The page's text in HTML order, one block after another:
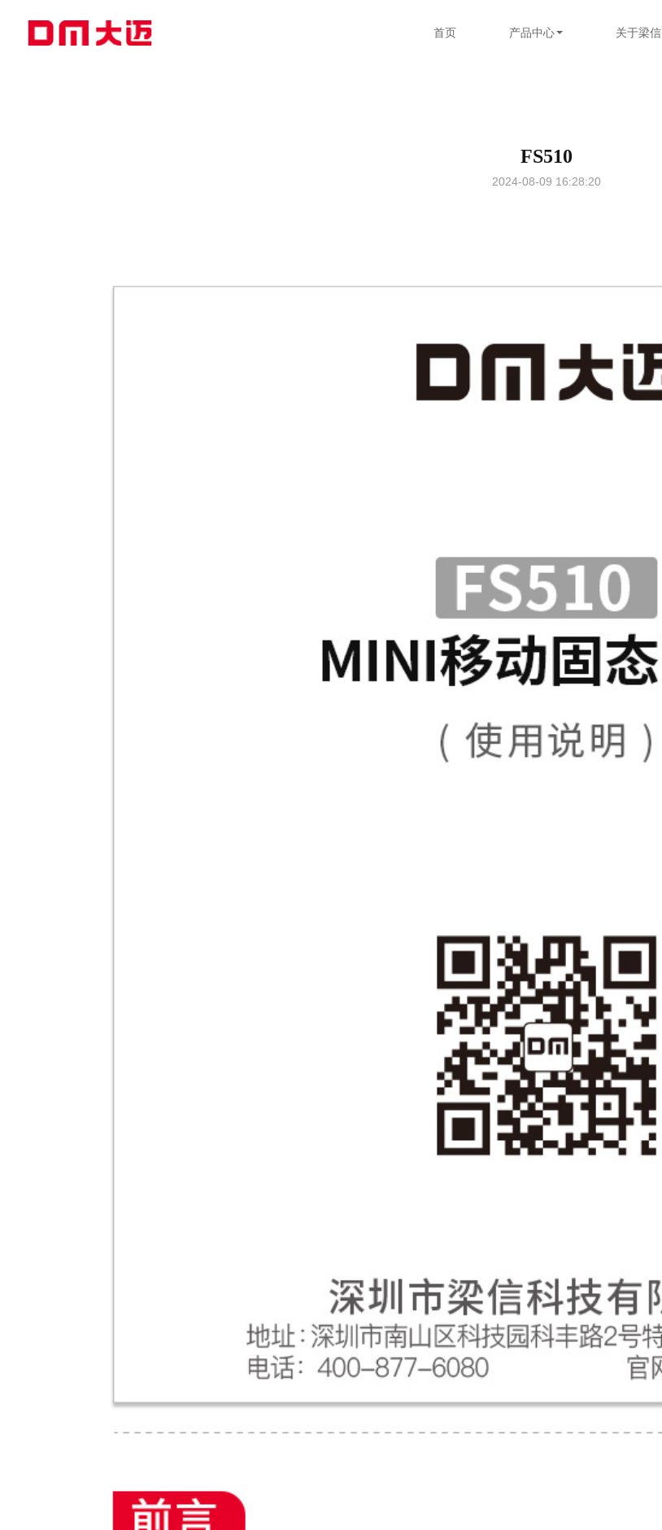
首页 产品中心 关于梁信
FS510
2024-08-09 16:28:20